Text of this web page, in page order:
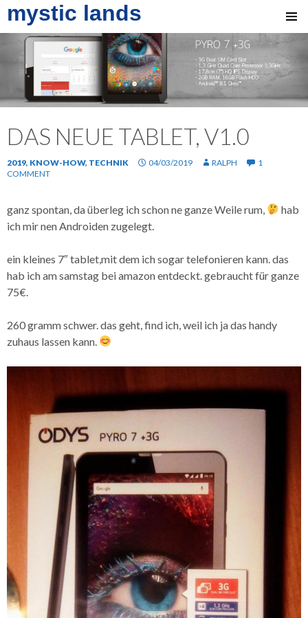
mystic lands
SKIP
DAS NEUE TABLET, V1.0
2019, KNOW-HOW, TECHNIK 04/03/2019 RALPH
1
COMMENT
ganz spontan, da überleg ich schon ne ganze Weile rum,
hab
ich mir nen Androiden zugelegt.
ein kleines 7″ tablet,mit dem ich sogar telefonieren kann. das
hab ich am samstag bei amazon entdeckt. gebraucht für ganze
75€.
260 gramm schwer. das geht, find ich, weil ich ja das handy
zuhaus lassen kann.